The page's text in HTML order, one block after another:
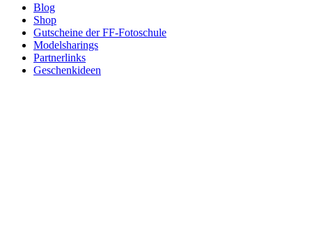
Blog
Shop
Gutscheine der FF-Fotoschule
Modelsharings
Partnerlinks
Geschenkideen